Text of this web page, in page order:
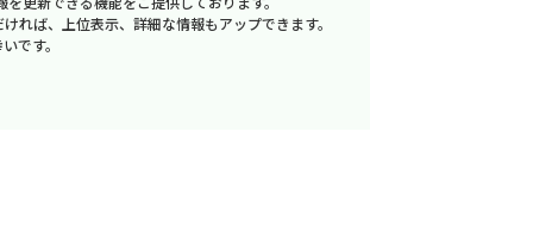
れば、上位表示、詳細な情報もアップできます。
です。